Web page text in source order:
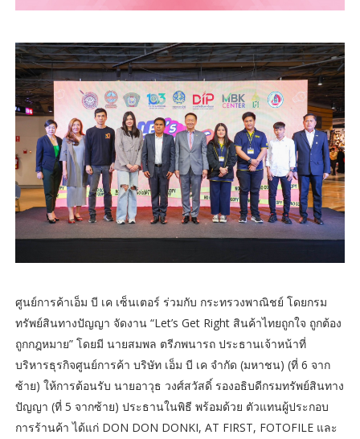
ศูนย์การค้าเอ็ม บี เค เซ็นเตอร์ ร่วมกับ กระทรวงพาณิชย์ โดยกรม
ทรัพย์สินทางปัญญา จัดงาน “Let’s Get Right สินค้าไทยถูกใจ ถูกต้อง
ถูกกฎหมาย” โดยมี นายสมพล ตรีภพนารถ ประธานเจ้าหน้าที่
บริหารธุรกิจศูนย์การค้า บริษัท เอ็ม บี เค จำกัด (มหาชน) (ที่ 6 จาก
ซ้าย) ให้การต้อนรับ นายอาวุธ วงศ์สวัสดิ์ รองอธิบดีกรมทรัพย์สินทาง
ปัญญา (ที่ 5 จากซ้าย) ประธานในพิธี พร้อมด้วย ตัวแทนผู้ประกอบ
การร้านค้า ได้แก่ DON DON DONKI, AT FIRST, FOTOFILE และ